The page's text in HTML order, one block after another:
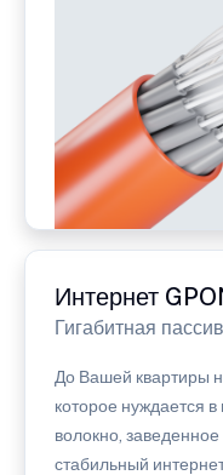
Интернет
Гигабитная
До Вашей квартиры
которое нуждается
волокно,
стабильный